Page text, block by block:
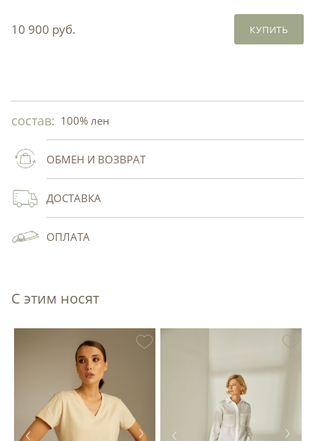
10 900 руб. КУПИТЬ
состав: 100% лен
ОБМЕН И ВОЗВРАТ
ДОСТАВКА
ОПЛАТА
С этим носят